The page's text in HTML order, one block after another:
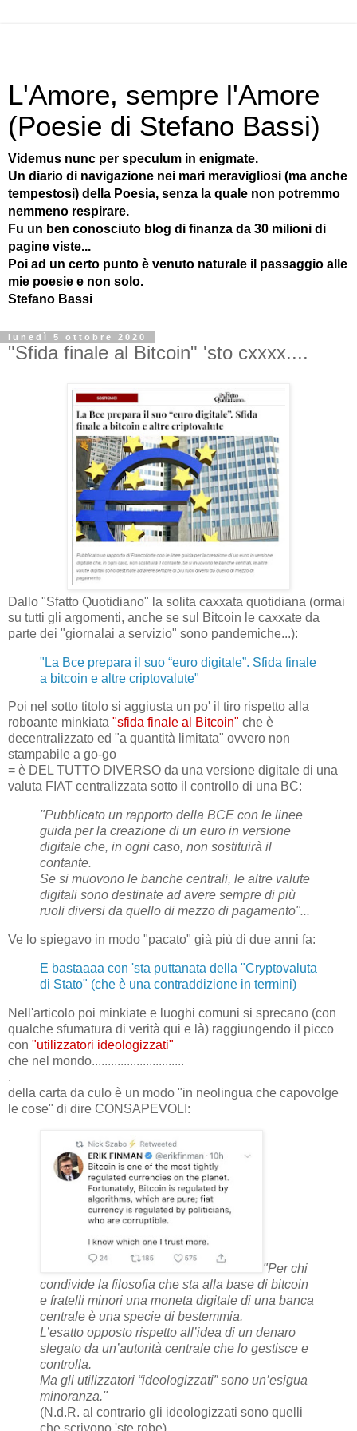
L'Amore, sempre l'Amore
(Poesie di Stefano Bassi)
Videmus nunc per speculum in enigmate.
Un diario di navigazione nei mari meravigliosi (ma anche
tempestosi) della Poesia, senza la quale non potremmo
nemmeno respirare.
Fu un ben conosciuto blog di finanza da 30 milioni di
pagine viste...
Poi ad un certo punto è venuto naturale il passaggio alle
mie poesie e non solo.
Stefano Bassi
lunedì 5 ottobre 2020
"Sfida finale al Bitcoin" 'sto cxxxx....
Dallo "Sfatto Quotidiano" la solita caxxata quotidiana (ormai
su tutti gli argomenti, anche se sul Bitcoin le caxxate da
parte dei "giornalai a servizio" sono pandemiche...):
"La Bce prepara il suo “euro digitale”. Sfida finale
a bitcoin e altre criptovalute"
Poi nel sotto titolo si aggiusta un po' il tiro rispetto alla
roboante minkiata "sfida finale al Bitcoin" che è
decentralizzato ed "a quantità limitata" ovvero non
stampabile a go-go
= è DEL TUTTO DIVERSO da una versione digitale di una
valuta FIAT centralizzata sotto il controllo di una BC:
"Pubblicato un rapporto della BCE con le linee
guida per la creazione di un euro in versione
digitale che, in ogni caso, non sostituirà il
contante.
Se si muovono le banche centrali, le altre valute
digitali sono destinate ad avere sempre di più
ruoli diversi da quello di mezzo di pagamento"...
Ve lo spiegavo in modo "pacato" già più di due anni fa:
E bastaaaa con 'sta puttanata della "Cryptovaluta
di Stato" (che è una contraddizione in termini)
Nell'articolo poi minkiate e luoghi comuni si sprecano (con
qualche sfumatura di verità qui e là) raggiungendo il picco
con "utilizzatori ideologizzati"
che nel mondo.............................
.
della carta da culo è un modo "in neolingua che capovolge
le cose" di dire CONSAPEVOLI:
"Per chi
condivide la filosofia che sta alla base di bitcoin
e fratelli minori una moneta digitale di una banca
centrale è una specie di bestemmia.
L’esatto opposto rispetto all’idea di un denaro
slegato da un’autorità centrale che lo gestisce e
controlla.
Ma gli utilizzatori “ideologizzati” sono un’esigua
minoranza."
(N.d.R. al contrario gli ideologizzati sono quelli
che scrivono 'ste robe).